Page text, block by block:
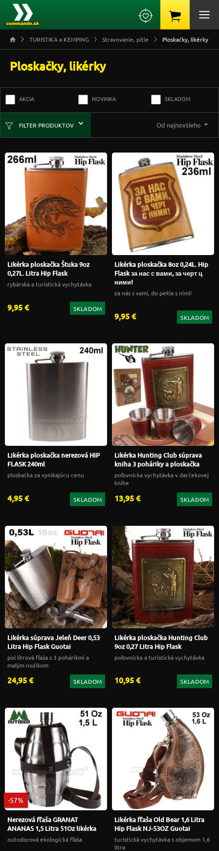
TURISTIKA a KEMPING Stravovanie, pitie Ploskačky, likérky
Ploskačky, likérky
AKCIA NOVINKA SKLADOM
FILTER PRODUKTOV Od najnovšieho
Likérka ploskačka Štuka 9oz
0,27L. Litra Hip Flask
rybárska a turistická vychytávka
9,95 € SKLADOM
Likérka ploskačka 8oz 0,24L. Hip
Flask за нас с вами, за черт ц
ними!
za nás s vami, do pekla s nimi!
9,95 € SKLADOM
Likérka ploskačka nerezová HIP
FLASK 240ml
ploskačka za vynikajúcu cenu
4,95 € SKLADOM
Likérka Hunting Club súprava
kniha 3 poháriky a ploskačka
poľovnícka vychytávka v darčekovej
knihe
13,95 € SKLADOM
Likérka súprava Jeleň Deer 0,53
Litra Hip Flask Guotai
pol litrová fľaša s 3 pohárikmi a
malým nožíkom
24,95 € SKLADOM
Likérka ploskačka Hunting Club
9oz 0,27 Litra Hip Flask
poľovnícka a turistická vychytávka
10,95 € SKLADOM
-57%
Nerezová fľaša GRANAT
ANANAS 1,5 Litra 51Oz likérka
outodorová ekologická fľaša
Likérka fľaša Old Bear 1,6 Litra
Hip Flask NJ-53OZ Guotai
turistická vychytávka s objemom 1,6
litra